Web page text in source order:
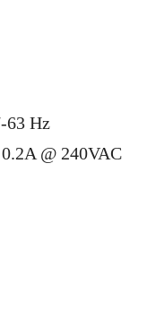
63 Hz
@ 240VAC